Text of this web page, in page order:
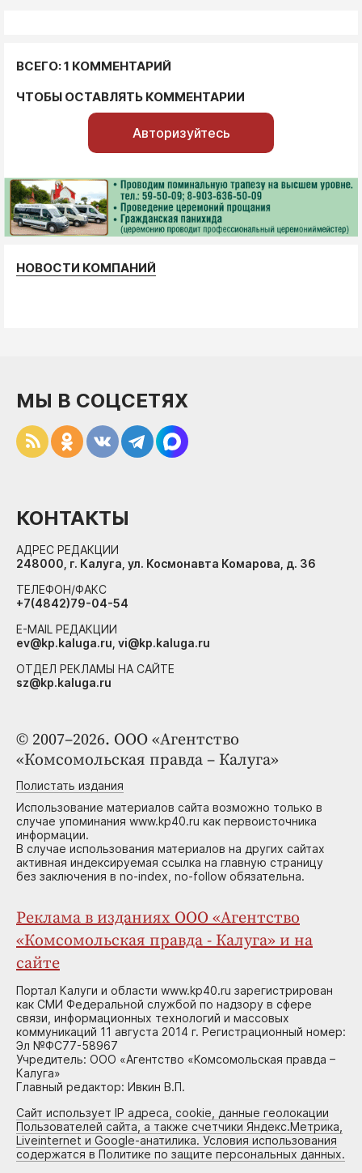
ВСЕГО: 1 КОММЕНТАРИЙ
ЧТОБЫ ОСТАВЛЯТЬ КОММЕНТАРИИ
Авторизуйтесь
НОВОСТИ КОМПАНИЙ
© 2007–2026. ООО «Агентство
«Комсомольская правда – Калуга»
Полистать издания
Использование материалов сайта возможно только в
случае упоминания www.kp40.ru как первоисточника
информации.
В случае использования материалов на других сайтах
активная индексируемая ссылка на главную страницу
без заключения в no-index, no-follow обязательна.
Реклама в изданиях ООО «Агентство
«Комсомольская правда - Калуга» и на
сайте
Портал Калуги и области www.kp40.ru зарегистрирован
как СМИ Федеральной службой по надзору в сфере
связи, информационных технологий и массовых
коммуникаций 11 августа 2014 г. Регистрационный номер:
Эл №ФС77-58967
Учредитель: ООО «Агентство «Комсомольская правда –
Калуга»
Главный редактор: Ивкин В.П.
Сайт использует IP адреса, cookie, данные геолокации
Пользователей сайта, а также счетчики Яндекс.Метрика,
Liveinternet и Google-анатилика. Условия использования
содержатся в Политике по защите персональных данных.
МЫ В СОЦСЕТЯХ
КОНТАКТЫ
АДРЕС РЕДАКЦИИ
248000, г. Калуга, ул. Космонавта Комарова, д. 36
ТЕЛЕФОН/ФАКС
+7(4842)79-04-54
E-MAIL РЕДАКЦИИ
ev@kp.kaluga.ru, vi@kp.kaluga.ru
ОТДЕЛ РЕКЛАМЫ НА САЙТЕ
sz@kp.kaluga.ru